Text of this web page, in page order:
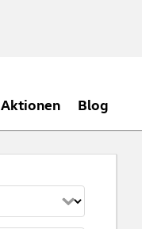
Aktionen Blog